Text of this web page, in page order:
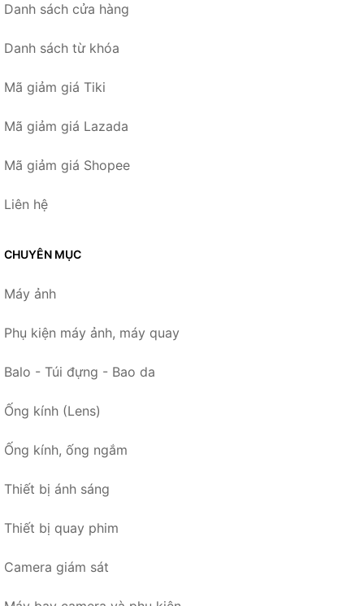
Danh sách cửa hàng
Danh sách từ khóa
Mã giảm giá Tiki
Mã giảm giá Lazada
Mã giảm giá Shopee
Liên hệ
CHUYÊN MỤC
Máy ảnh
Phụ kiện máy ảnh, máy quay
Balo - Túi đựng - Bao da
Ống kính (Lens)
Ống kính, ống ngắm
Thiết bị ánh sáng
Thiết bị quay phim
Camera giám sát